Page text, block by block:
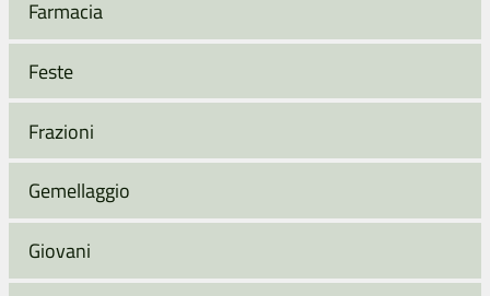
Farmacia
Feste
Frazioni
Gemellaggio
Giovani